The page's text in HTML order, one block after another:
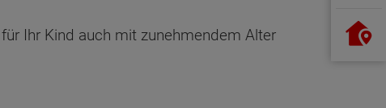
Ihr Kind auch mit zunehmendem Alter